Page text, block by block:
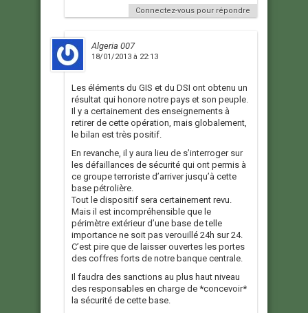
Connectez-vous pour répondre
Algeria 007
18/01/2013 à 22:13
Les éléments du GIS et du DSI ont obtenu un
résultat qui honore notre pays et son peuple.
Il y a certainement des enseignements à
retirer de cette opération, mais globalement,
le bilan est très positif.
En revanche, il y aura lieu de s’interroger sur
les défaillances de sécurité qui ont permis à
ce groupe terroriste d’arriver jusqu’à cette
base pétrolière.
Tout le dispositif sera certainement revu.
Mais il est incompréhensible que le
périmètre extérieur d’une base de telle
importance ne soit pas verouillé 24h sur 24.
C’est pire que de laisser ouvertes les portes
des coffres forts de notre banque centrale.
Il faudra des sanctions au plus haut niveau
des responsables en charge de *concevoir*
la sécurité de cette base.